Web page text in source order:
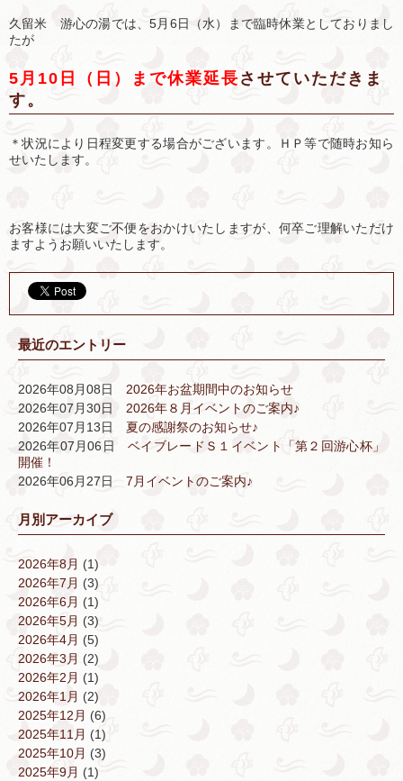
久留米 游心の湯では、5月6日（水）まで臨時休業としておりまし
たが
5月10日（日）まで休業延長 させていただきま
す。
＊状況により日程変更する場合がございます。ＨＰ等で随時お知ら
せいたします。
お客様には大変ご不便をおかけいたしますが、何卒ご理解いただけ
ますようお願いいたします。
最近のエントリー
2026年08月08日 2026年お盆期間中のお知らせ
2026年07月30日 2026年８月イベントのご案内♪
2026年07月13日 夏の感謝祭のお知らせ♪
2026年07月06日ベイブレードＳ１イベント「第２回游心杯」
開催！
2026年06月27日 7月イベントのご案内♪
月別アーカイブ
2026年8月 (1)
2026年7月 (3)
2026年6月 (1)
2026年5月 (3)
2026年4月 (5)
2026年3月 (2)
2026年2月 (1)
2026年1月 (2)
2025年12月 (6)
2025年11月 (1)
2025年10月 (3)
2025年9月 (1)